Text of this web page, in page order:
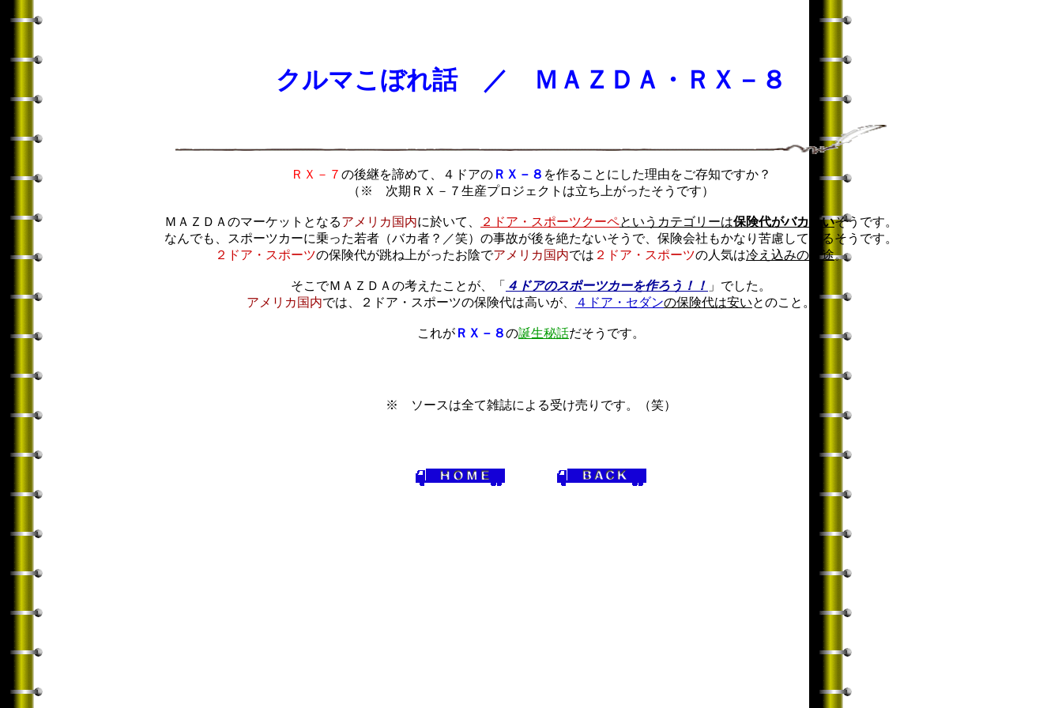
クルマこぼれ話 ／ ＭＡＺＤＡ・ＲＸ－８
ＲＸ－７ の後継を諦めて、４ドアの ＲＸ－８ を作ることにした理由をご存知ですか？
（※ 次期ＲＸ－７生産プロジェクトは立ち上がったそうです）
ＭＡＺＤＡのマーケットとなるアメリカ国内に於いて、 ２ドア・スポーツクーペというカテゴリーは保険代がバカ高いそうです。
なんでも、スポーツカーに乗った若者（バカ者？／笑）の事故が後を絶たないそうで、保険会社もかなり苦慮しているそうです。
２ドア・スポーツの保険代が跳ね上がったお陰でアメリカ国内では ２ドア・スポーツの人気は冷え込みの一途。
そこでＭＡＺＤＡの考えたことが、「 ４ドアのスポーツカーを作ろう！！ 」でした。
アメリカ国内では、２ドア・スポーツの保険代は高いが、 ４ドア・セダンの保険代は安いとのこと。
これが ＲＸ－８の誕生秘話だそうです。
※ ソースは全て雑誌による受け売りです。（笑）